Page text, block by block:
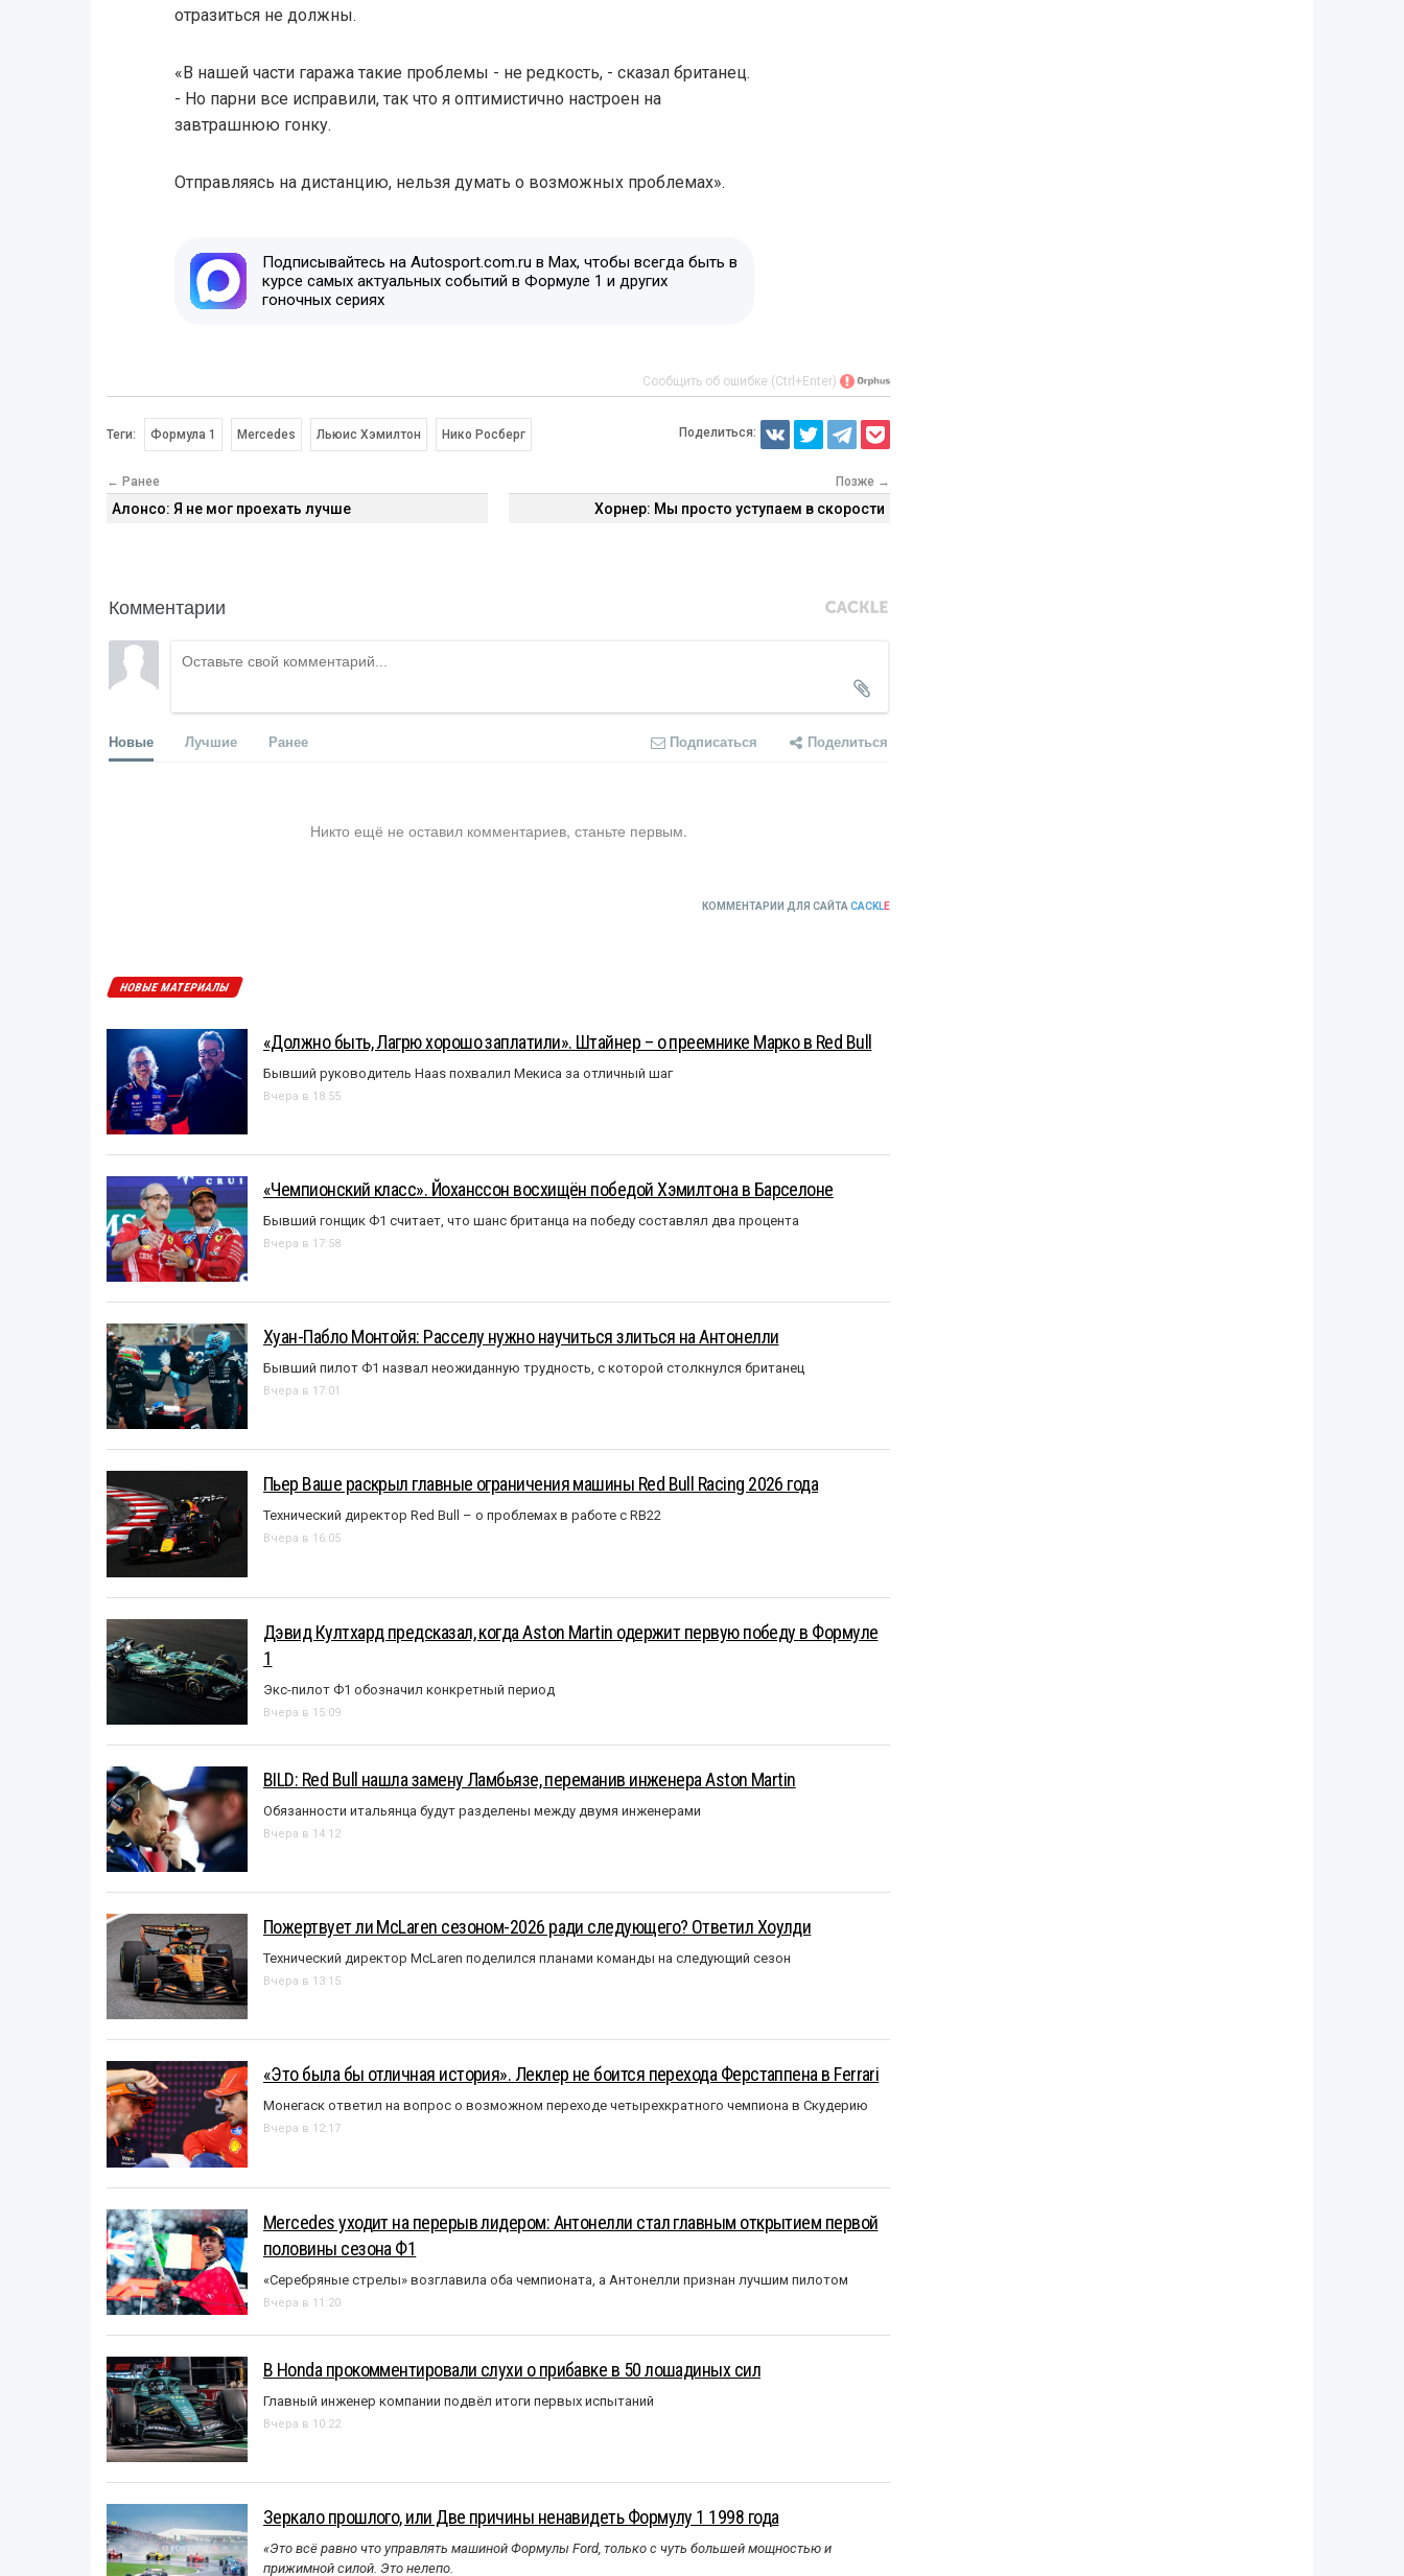
отразиться не должны.
«В нашей части гаража такие проблемы - не редкость, - сказал британец.
- Но парни все исправили, так что я оптимистично настроен на
завтрашнюю гонку.
Отправляясь на дистанцию, нельзя думать о возможных проблемах».
Подписывайтесь на Autosport.com.ru в Max, чтобы всегда быть в
курсе самых актуальных событий в Формуле 1 и других
гоночных сериях
Сообщить об ошибке (Ctrl+Enter)
Теги: Формула 1 Mercedes Льюис Хэмилтон Нико Росберг Поделиться:
← Ранее
Алонсо: Я не мог проехать лучше
Позже →
Хорнер: Мы просто уступаем в скорости
Комментарии
Новые Лучшие Ранее Подписаться Поделиться
Никто ещё не оставил комментариев, станьте первым.
КОММЕНТАРИИ ДЛЯ САЙТА CACKLE
НОВЫЕ МАТЕРИАЛЫ
«Должно быть, Лагрю хорошо заплатили». Штайнер – о преемнике Марко в Red Bull
Бывший руководитель Haas похвалил Мекиса за отличный шаг
Вчера в 18:55
«Чемпионский класс». Йоханссон восхищён победой Хэмилтона в Барселоне
Бывший гонщик Ф1 считает, что шанс британца на победу составлял два процента
Вчера в 17:58
Хуан-Пабло Монтойя: Расселу нужно научиться злиться на Антонелли
Бывший пилот Ф1 назвал неожиданную трудность, с которой столкнулся британец
Вчера в 17:01
Пьер Ваше раскрыл главные ограничения машины Red Bull Racing 2026 года
Технический директор Red Bull – о проблемах в работе с RB22
Вчера в 16:05
Дэвид Култхард предсказал, когда Aston Martin одержит первую победу в Формуле
1
Экс-пилот Ф1 обозначил конкретный период
Вчера в 15:09
BILD: Red Bull нашла замену Ламбьязе, переманив инженера Aston Martin
Обязанности итальянца будут разделены между двумя инженерами
Вчера в 14:12
Пожертвует ли McLaren сезоном-2026 ради следующего? Ответил Хоулди
Технический директор McLaren поделился планами команды на следующий сезон
Вчера в 13:15
«Это была бы отличная история». Леклер не боится перехода Ферстаппена в Ferrari
Монегаск ответил на вопрос о возможном переходе четырехкратного чемпиона в Скудерию
Вчера в 12:17
Mercedes уходит на перерыв лидером: Антонелли стал главным открытием первой
половины сезона Ф1
«Серебряные стрелы» возглавила оба чемпионата, а Антонелли признан лучшим пилотом
Вчера в 11:20
В Honda прокомментировали слухи о прибавке в 50 лошадиных сил
Главный инженер компании подвёл итоги первых испытаний
Вчера в 10:22
Зеркало прошлого, или Две причины ненавидеть Формулу 1 1998 года
«Это всё равно что управлять машиной Формулы Ford, только с чуть большей мощностью и
прижимной силой. Это нелепо.